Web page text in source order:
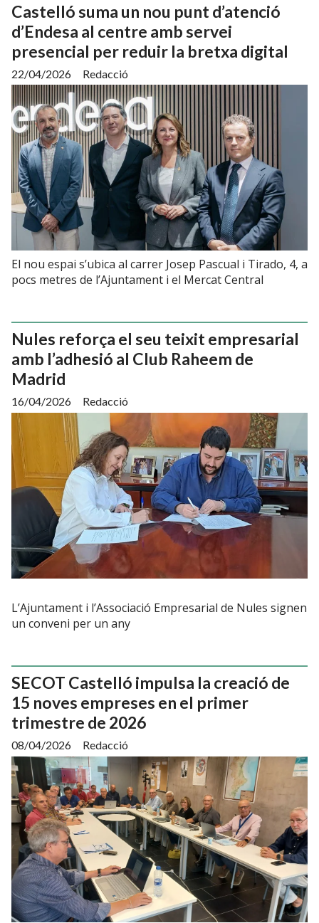
Castelló suma un nou punt d’atenció
d’Endesa al centre amb servei
presencial per reduir la bretxa digital
Redacció
22/04/2026
El nou espai s’ubica al carrer Josep Pascual i Tirado, 4, a
pocs metres de l’Ajuntament i el Mercat Central
Nules reforça el seu teixit empresarial
amb l’adhesió al Club Raheem de
Madrid
Redacció
16/04/2026
L’Ajuntament i l’Associació Empresarial de Nules signen
un conveni per un any
SECOT Castelló impulsa la creació de
15 noves empreses en el primer
trimestre de 2026
Redacció
08/04/2026